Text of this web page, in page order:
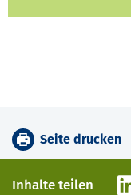
Seite drucken
Inhalte teilen